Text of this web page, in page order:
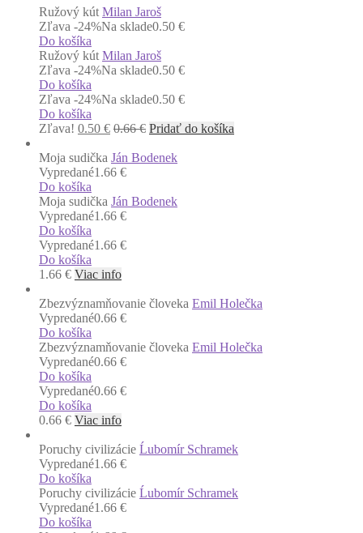
Ružový kút Milan Jaroš
Zľava -24%Na sklade0.50 €
Do košíka
Ružový kút Milan Jaroš
Zľava -24%Na sklade0.50 €
Do košíka
Zľava -24%Na sklade0.50 €
Do košíka
Zľava! 0.50 € 0.66€ Pridať do košíka
Moja sudička Ján Bodenek
Vypredané1.66 €
Do košíka
Moja sudička Ján Bodenek
Vypredané1.66 €
Do košíka
Vypredané1.66 €
Do košíka
1.66 € Viac info
Zbezvýznamňovanie človeka Emil Holečka
Vypredané0.66 €
Do košíka
Zbezvýznamňovanie človeka Emil Holečka
Vypredané0.66 €
Do košíka
Vypredané0.66 €
Do košíka
0.66 € Viac info
Poruchy civilizácie Ĺubomír Schramek
Vypredané1.66 €
Do košíka
Poruchy civilizácie Ĺubomír Schramek
Vypredané1.66 €
Do košíka